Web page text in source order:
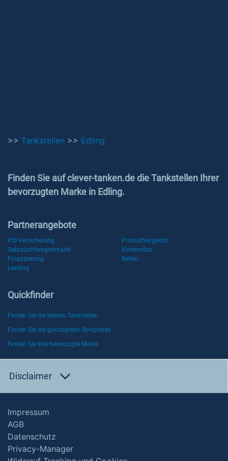
>> Tankstellen >> Edling
Finden Sie auf clever-tanken.de die Tankstellen Ihrer
bevorzugten Marke in Edling.
Partnerangebote
Kfz-Versicherung
Produktvergleich
Gebrauchtwagenmarkt
Kindersitze
Finanzierung
Reifen
Leasing
Quickfinder
Finden Sie die besten Tankstellen
Finden Sie die günstigsten Spritpreise
Finden Sie Ihre bevorzugte Marke
Disclaimer
Impressum
AGB
Datenschutz
Privacy-Manager